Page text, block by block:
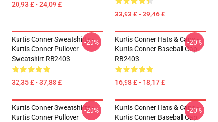
20,93 £ - 24,09 £
33,93 £ - 39,46 £
Kurtis Conner Sweatshirts -
Kurtis Conner Pullover
Sweatshirt RB2403
32,35 £ - 37,88 £
-20%
Kurtis Conner Hats & Caps -
Kurtis Conner Baseball Cap
RB2403
16,98 £ - 18,17 £
-20%
Kurtis Conner Sweatshirts -
Kurtis Conner Pullover
-20%
Kurtis Conner Hats & Caps -
Kurtis Conner Baseball Cap
-20%